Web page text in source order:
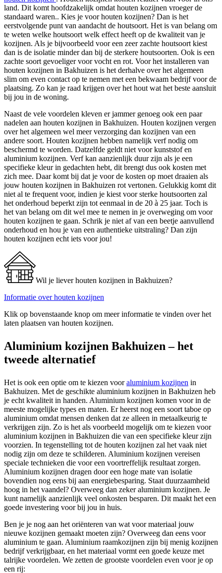
land. Dit komt hoofdzakelijk omdat houten kozijnen vroeger de
standaard waren.. Kies je voor houten kozijnen? Dan is het
eerstvolgende punt van aandacht de houtsoort. Het is van belang om
te weten welke houtsoort welk effect heeft op de kwaliteit van je
kozijnen. Als je bijvoorbeeld voor een zeer zachte houtsoort kiest
dan is de isolatie minder dan bij de sterkere houtsoorten. Ook is een
zachte soort gevoeliger voor vocht en rot. Voor het installeren van
houten kozijnen in Bakhuizen is het derhalve over het algemeen
slim om even contact op te nemen met een bekwaam bedrijf voor de
plaatsing. Zo kan je raad krijgen over het hout wat het beste aansluit
bij jou in de woning.
Naast de vele voordelen kleven er jammer genoeg ook een paar
nadelen aan houten kozijnen in Bakhuizen. Houten kozijnen vergen
over het algemeen wel meer verzorging dan kozijnen van een
andere soort. Houten kozijnen hebben namelijk verf nodig om
beschermd te worden. Datzelfde geldt niet voor kunststof en
aluminium kozijnen. Verf kan aanzienlijk duur zijn als je een
specifieke kleur in gedachten hebt, dit brengt dus ook kosten met
zich mee. Daar komt bij dat je voor de kosten op moet draaien als
jouw houten kozijnen in Bakhuizen rot vertonen. Gelukkig komt dit
niet al te frequent voor, indien je kiest voor sterke houtsoorten zal
het onderhoud beperkt zijn tot eenmaal in de 20 à 25 jaar. Toch is
het van belang om dit wel mee te nemen in je overweging om voor
houten kozijnen te gaan. Schrik je niet af van een beetje aanvullend
onderhoud en hou je van een authentieke uitstraling? Dan zijn
houten kozijnen echt iets voor jou!
Wil je liever houten kozijnen in Bakhuizen?
Informatie over houten kozijnen
Klik op bovenstaande knop om meer informatie te vinden over het
laten plaatsen van houten kozijnen.
Aluminium kozijnen Bakhuizen – het
tweede alternatief
Het is ook een optie om te kiezen vooraluminium kozijnen in
Bakhuizen. Met de geschikte aluminium kozijnen in Bakhuizen heb
je echt kwaliteit in handen. Aluminium kozijnen komen voor in de
meeste mogelijke types en maten. Er heerst nog een soort taboe op
aluminium omdat mensen denken dat ze alleen in metaalkeurig te
verkrijgen zijn. Zo is het als voorbeeld mogelijk om te kiezen voor
aluminium kozijnen in Bakhuizen die van een specifieke kleur zijn
voorzien. In tegenstelling tot de houten kozijnen zal het vaak niet
nodig zijn om deze te schilderen. Aluminium kozijnen vereisen
speciale technieken die voor een voortreffelijk resultaat zorgen.
Aluminium kozijnen dragen door een hoge mate van isolatie
bovendien nog eens bij aan energiebesparing. Staat duurzaamheid
hoog in het vaandel? Overweeg dan zeker aluminium kozijnen. Je
kunt namelijk aanzienlijk veel onkosten besparen. Dit maakt het een
goede investering voor bij jou in huis.
Ben je je nog aan het oriënteren van wat voor materiaal jouw
nieuwe kozijnen gemaakt moeten zijn? Overweeg dan eens voor
aluminium te gaan. Aluminium raamkozijnen zijn bij menig kozijnen
bedrijf verkrijgbaar, en het materiaal vormt een goede keuze met
talrijke voordelen. We zetten de grootste voordelen even voor je op
een rij: